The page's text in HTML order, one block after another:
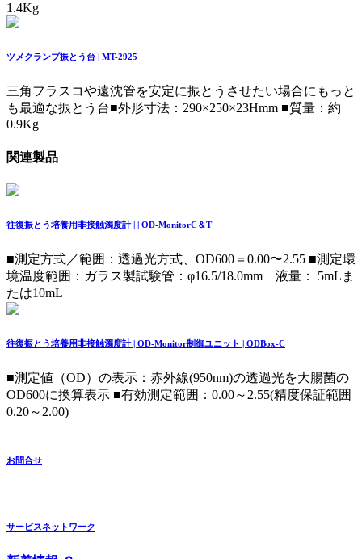
1.4Kg
ツメクランプ振とう台 | MT-2925
三角フラスコや遠沈管を安定に振とうさせたい場合にもっと
も最適な振とう台■外形寸法：290×250×23Hmm ■質量：約
0.9Kg
関連製品
往復振とう培養用非接触濁度計 | | OD-MonitorC＆T
■測定方式／範囲：透過光方式、OD600＝0.00〜2.55 ■測定環
境温度範囲：ガラス製試験管：φ16.5/18.0mm 液量： 5mLま
たは10mL
往復振とう培養用非接触濁度計 | OD-Monitor制御ユニット | ODBox-C
■測定値（OD）の表示：赤外線(950nm)の透過光を大腸菌の
OD600に換算表示 ■有効測定範囲：0.00～2.55(精度保証範囲
0.20～2.00)
お問合せ
サービスネットワーク